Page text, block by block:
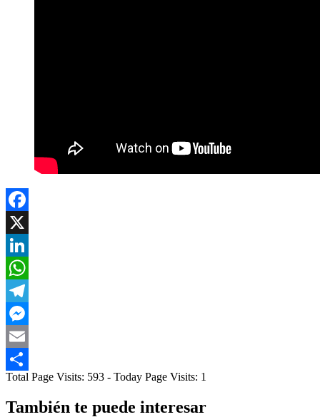
Facebook
X
LinkedIn
WhatsApp
Telegram
Messenger
Email
Compartir
Total Page Visits: 593 - Today Page Visits: 1
También te puede interesar